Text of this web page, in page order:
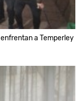
a Temperley